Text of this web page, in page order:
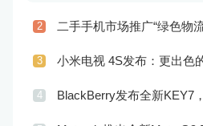
2
3
小米电视 4S发布：更出色
4